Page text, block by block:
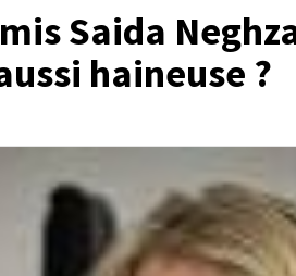
Saida
haineuse ?